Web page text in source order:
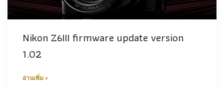
Nikon Z6III firmware update version
1.02
อ่านเพิ่ม »